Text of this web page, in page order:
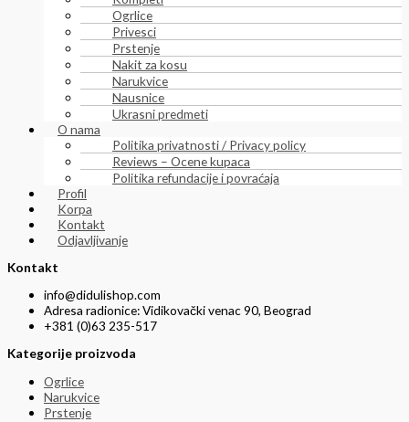
Ogrlice
Privesci
Prstenje
Nakit za kosu
Narukvice
Nausnice
Ukrasni predmeti
O nama
Politika privatnosti / Privacy policy
Reviews – Ocene kupaca
Politika refundacije i povraćaja
Profil
Korpa
Kontakt
Odjavljivanje
Kontakt
info@didulishop.com
Adresa radionice: Vidikovački venac 90, Beograd
+381 (0)63 235-517
Kategorije proizvoda
Ogrlice
Narukvice
Prstenje